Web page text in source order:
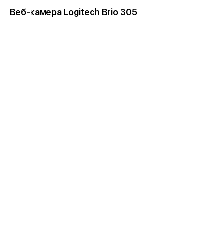
Веб-камера Logitech Brio 305